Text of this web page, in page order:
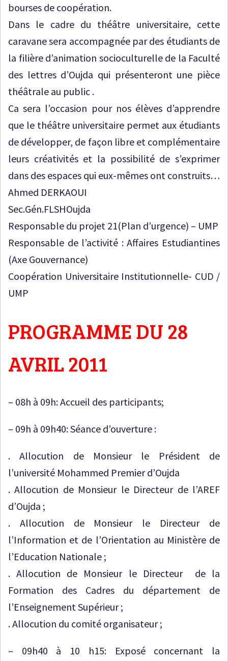
bourses de coopération.
Dans le cadre du théâtre universitaire, cette
caravane sera accompagnée par des étudiants de
la filière d’animation socioculturelle de la Faculté
des lettres d’Oujda qui présenteront une pièce
théâtrale au public .
Ca sera l’occasion pour nos élèves d’apprendre
que le théâtre universitaire permet aux étudiants
de développer, de façon libre et complémentaire
leurs créativités et la possibilité de s’exprimer
dans des espaces qui eux-mêmes ont construits…
Ahmed DERKAOUI
Sec.Gén.FLSHOujda
Responsable du projet 21(Plan d’urgence) – UMP
Responsable de l’activité : Affaires Estudiantines
(Axe Gouvernance)
Coopération Universitaire Institutionnelle- CUD /
UMP
PROGRAMME DU 28
AVRIL 2011
– 08h à 09h: Accueil des participants;
– 09h à 09h40: Séance d’ouverture :
. Allocution de Monsieur le Président de
l’université Mohammed Premier d’Oujda
. Allocution de Monsieur le Directeur de l’AREF
d’Oujda ;
. Allocution de Monsieur le Directeur de
l’Information et de l’Orientation au Ministère de
l’Education Nationale ;
. Allocution de Monsieur le Directeur de la
Formation des Cadres du département de
l’Enseignement Supérieur ;
. Allocution du comité organisateur ;
– 09h40 à 10 h15: Exposé concernant la